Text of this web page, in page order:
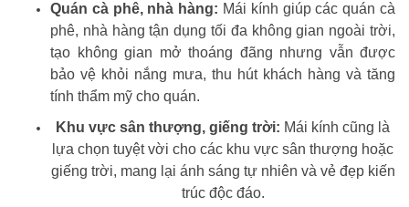
Quán cà phê, nhà hàng: Mái kính giúp các quán cà
phê, nhà hàng tận dụng tối đa không gian ngoài trời,
tạo không gian mở thoáng đãng nhưng vẫn được
bảo vệ khỏi nắng mưa, thu hút khách hàng và tăng
tính thẩm mỹ cho quán.
Khu vực sân thượng, giếng trời: Mái kính cũng là
lựa chọn tuyệt vời cho các khu vực sân thượng hoặc
giếng trời, mang lại ánh sáng tự nhiên và vẻ đẹp kiến
trúc độc đáo.